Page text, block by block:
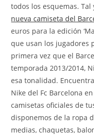
todos los esquemas.
nueva camiseta del
euros para la edición
que usan los jugadores
primera vez que el
temporada 2013/2014,
esa tonalidad.
Nike del Fc Barcelona
camisetas oficiales de
disponemos de la ropa
medias, chaquetas,